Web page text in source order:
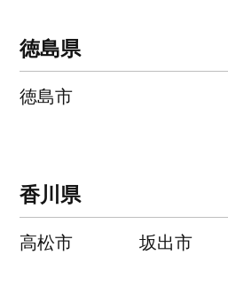
徳島県
徳島市
香川県
高松市 坂出市